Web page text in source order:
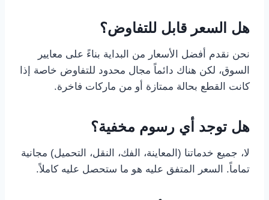
هل السعر قابل للتفاوض؟
نحن نقدم أفضل الأسعار من البداية بناءً على معايير
السوق، لكن هناك دائماً مجال محدود للتفاوض خاصة إذا
كانت القطع بحالة ممتازة أو من ماركات فاخرة.
هل توجد أي رسوم مخفية؟
لا، جميع خدماتنا (المعاينة، الفك، النقل، التحميل) مجانية
تماماً. السعر المتفق عليه هو ما ستحصل عليه كاملاً.